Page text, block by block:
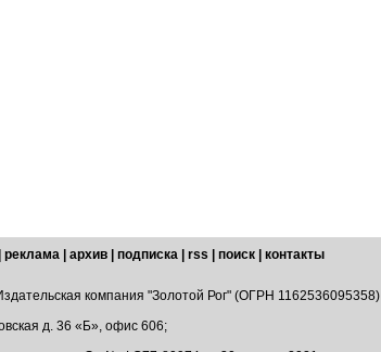
реклама архив подписка rss поиск
контакты
компания "Золотой Рог" (ОГРН 1162536095358)
д. 36 «Б», офис 606;